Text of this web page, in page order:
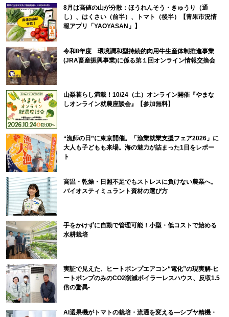
8月は高値の山が分散：ほうれんそう・きゅうり（通
し）、はくさい（前半）、トマト（後半）【青果市況情
報アプリ「YAOYASAN」】
令和8年度 環境調和型持続的肉用牛生産体制推進事業
(JRA畜産振興事業)に係る第１回オンライン情報交換会
山梨暮らし満載！10/24（土）オンライン開催『やまな
しオンライン就農座談会』【参加無料】
“漁師の日”に東京開催。「漁業就業支援フェア2026」に
大人も子どもも来場。海の魅力が詰まった1日をレポー
ト
高温・乾燥・日照不足でもストレスに負けない農業へ。
バイオスティミュラント資材の選び方
手をかけずに自動で管理可能！小型・低コストで始める
水耕栽培
実証で見えた、ヒートポンプエアコン“電化”の現実解-ヒ
ートポンプのみのCO2削減ボイラーレスハウス、反収1.5
倍の驚異-
AI選果機がトマトの栽培・流通を変える―シブヤ精機・